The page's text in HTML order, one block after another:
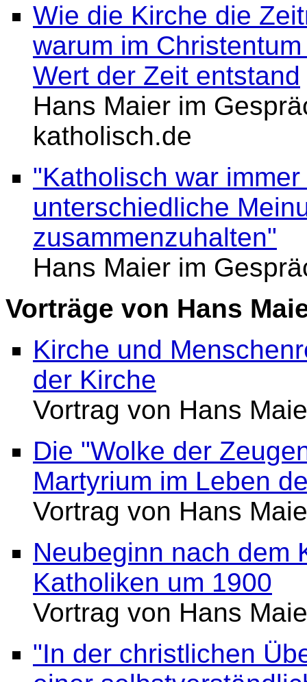
Wie die Kirche die
warum im
Wert der Zeit entstand
Hans Maier im
katholisch.de
"Katholisch war
unterschiedliche
zusammenzuhalten"
Hans Maier im
Vorträge von Hans
Kirche und
der Kirche
Vortrag von Hans
Die "Wolke der
Martyrium im Leben
Vortrag von Hans
Neubeginn nach dem
Katholiken um 1900
Vortrag von Hans
"In der christlichen